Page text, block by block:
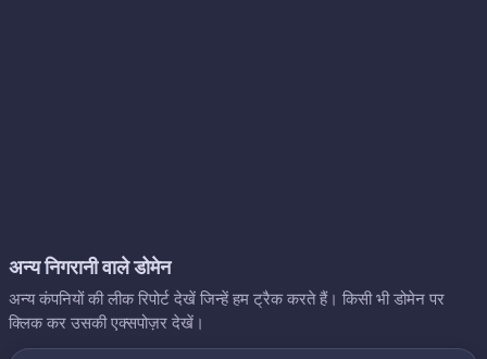
अन्य निगरानी वाले डोमेन
अन्य कंपनियों की लीक रिपोर्ट देखें जिन्हें हम ट्रैक करते हैं। किसी भी डोमेन पर
क्लिक कर उसकी एक्सपोज़र देखें।